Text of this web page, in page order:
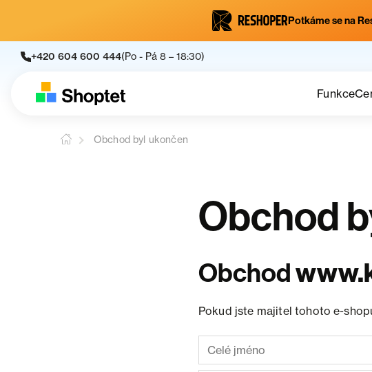
Potkáme se na
+420 604 600 444(Po - Pá 8 – 18:30)
Funkce
Obchod byl ukončen
Obchod
Obchod
Pokud jste majitel tohoto e-